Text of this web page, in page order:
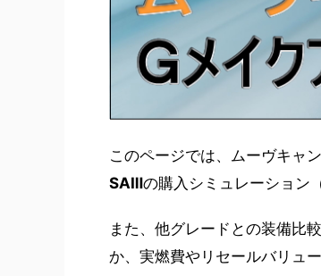
このページでは、ムーヴキャ
SAⅢの購入シミュレーション
また、他グレードとの装備比
か、実燃費やリセールバリュ